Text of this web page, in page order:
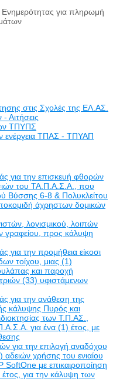
για πληρωμή
στις Σχολές της ΕΛ.ΑΣ.
Αιτήσεις
ΤΠΥΠΣ
ενέργεια ΤΠΑΣ - ΤΠΥΑΠ
για την επισκευή φθορών
του ΤΑ.Π.Α.Σ.Α., που
Βύσσης 6-8 & Πολυκλείτου
άχρηστων δομικών
λογισμικού, λοιπών
γραφείου, προς κάλυψη
την προμήθεια είκοσι
τοίχου, μιας (1)
και παροχή
(33) υφιστάμενων
για την ανάθεση της
κάλυψης Πυρός και
των Τ.Π.ΑΣ.,
για ένα (1) έτος, με
για την επιλογή αναδόχου
χρήσης του ενιαίου
με επικαιροποίηση
για την κάλυψη των